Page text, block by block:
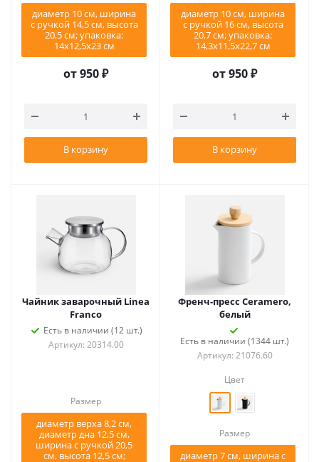
диаметр 10 см, ширина
с ручкой 14,5 см, высота
20,5 см; упаковка:
14х12,5х23 см
от950 ₽
В корзину
диаметр 10 см, ширина
с ручкой 16 см, высота
20,7 см; упаковка:
14,3х11,5х22,7 см
от950 ₽
В корзину
Чайник заварочный Linea
Franco
Есть в наличии (12 шт.)
Артикул: 20314.00
Размер
диаметр верха 8,2 см,
диаметр дна 12,5 см,
ширина с ручкой 20,5
см, высота 12,5 см;
Френч-пресс Ceramero,
белый
Есть в наличии (1344 шт.)
Артикул: 21076.60
Цвет
Размер
диаметр 7 см, ширина с